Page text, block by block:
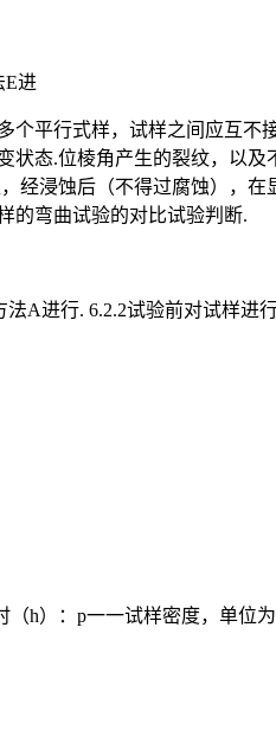
E进
平行式样，试样之间应互不
态.位棱角产生的裂纹，以
浸蚀后（不得过腐蚀），
的弯曲试验的对比试验判断.
A进行. 6.2.2试验前对试样
h）：p一一试样密度，单位